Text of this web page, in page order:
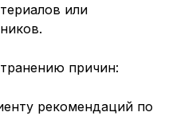
или
причин:
рекомендаций по